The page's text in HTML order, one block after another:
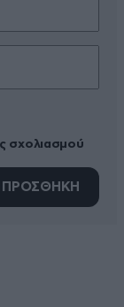
σχολιασμού
ΠΡΟΣΘΗΚΗ